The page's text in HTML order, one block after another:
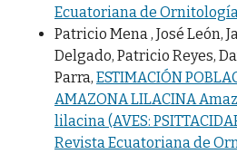
Ecuatoriana de Ornitología
Patricio Mena , José León,
Delgado, Patricio Reyes,
Parra, ESTIMACIÓN
AMAZONA LILACINA
lilacina (AVES:
Revista Ecuatoriana de